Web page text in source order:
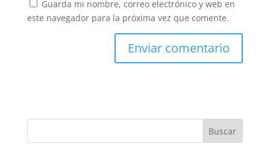
Guarda mi nombre, correo electrónico y web en
este navegador para la próxima vez que comente.